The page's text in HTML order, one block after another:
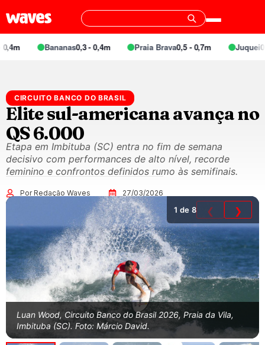
Bananas0,3 - 0,4m Praia Brava0,5 - 0,7m Juquei0,4 -
CIRCUITO BANCO DO BRASIL
Elite sul-americana avança no
QS 6.000
Etapa em Imbituba (SC) entra no fim de semana
decisivo com performances de alto nível, recorde
feminino e confrontos definidos rumo às semifinais.
Por Redação Waves 27/03/2026
Luan Wood, Circuito Banco do Brasil 2026, Praia da Vila,
Imbituba (SC). Foto: Márcio David.
1 de 8 ❮ ❯